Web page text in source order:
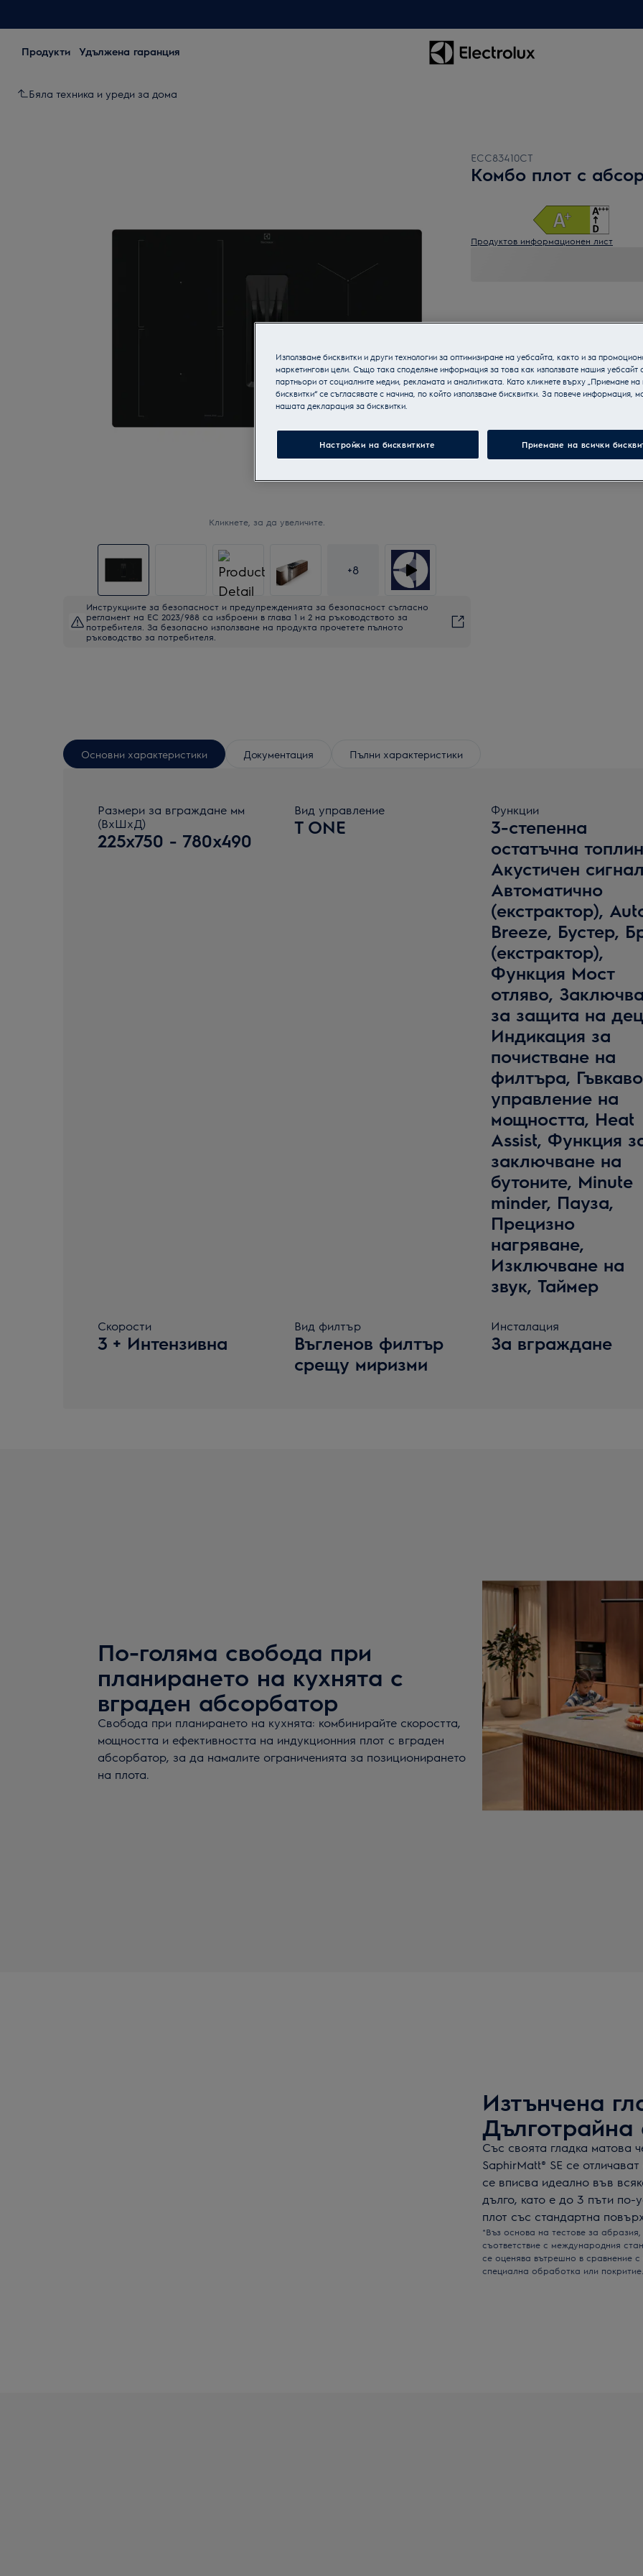
Продукти Удължена гаранция
Бяла техника и уреди за дома
Кликнете, за да увеличите.
+8
Инструкциите за безопасност и предупрежденията за безопасност съгласно
регламент на ЕС 2023/988 са изброени в глава 1 и 2 на ръководството за
потребителя. За безопасно използване на продукта прочетете пълното
ръководство за потребителя.
ECC83410CT
Комбо плот с
Продуктов информационен лист
Основни характеристики Документация Пълни характеристики
Размери за вграждане мм
(ВхШхД)
225x750 - 780x490
Вид управление
T ONE
Функции
3-степенна
остатъчна
Акустичен
Автоматично
(екстрактор),
Breeze, Бустер,
(екстрактор),
Функция Мост
отляво,
за защита на
Индикация за
почистване на
филтъра, Гъвкаво
управление на
мощността, Heat
Assist, Функция
заключване на
бутоните, Minute
minder, Пауза,
Прецизно
нагряване,
Изключване на
звук, Таймер
Скорости
3 + Интензивна
Вид филтър
Въгленов филтър
срещу миризми
Инсталация
За вграждане
По-голяма свобода при
планирането на кухнята с
вграден абсорбатор
Свобода при планирането на кухнята: комбинирайте скоростта,
мощността и ефективността на индукционния плот с вграден
абсорбатор, за да намалите ограниченията за позиционирането
на плота.
Изтънчена
Дълготрайна
Със своята гладка матова
SaphirMatt® SE се
се вписва идеално във
дълго, като е до 3 пъти по-
плот със стандартна
*Въз основа на тестове за
съответствие с международния
се оценява вътрешно в сравнение
специална обработка или покритие.
Използваме бисквитки и други технологии за оптимизиране на уебсайта, както и за
маркетингови цели. Също така споделяме информация за това как използвате нашия уебсайт
партньори от социалните медии, рекламата и аналитиката. Като кликнете върху „Приемане на
бисквитки“ се съгласявате с начина, по който използваме бисквитки. За повече информация,
нашата декларация за бисквитки.
Настройки на бисквитките Приемане на всички